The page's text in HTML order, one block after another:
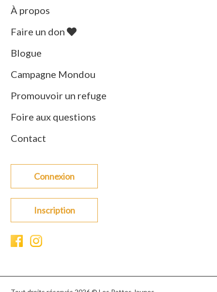
À propos
Faire un don
Blogue
Campagne Mondou
Promouvoir un refuge
Foire aux questions
Contact
Connexion
Inscription